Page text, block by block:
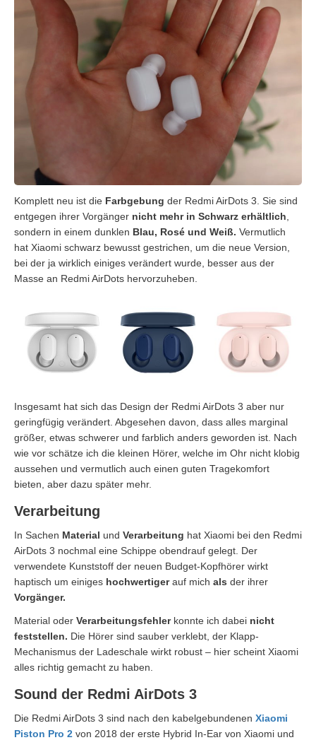
Komplett neu ist die Farbgebung der Redmi AirDots 3. Sie sind
entgegen ihrer Vorgänger nicht mehr in Schwarz erhältlich,
sondern in einem dunklen Blau, Rosé und Weiß. Vermutlich
hat Xiaomi schwarz bewusst gestrichen, um die neue Version,
bei der ja wirklich einiges verändert wurde, besser aus der
Masse an Redmi AirDots hervorzuheben.
Insgesamt hat sich das Design der Redmi AirDots 3 aber nur
geringfügig verändert. Abgesehen davon, dass alles marginal
größer, etwas schwerer und farblich anders geworden ist. Nach
wie vor schätze ich die kleinen Hörer, welche im Ohr nicht klobig
aussehen und vermutlich auch einen guten Tragekomfort
bieten, aber dazu später mehr.
Verarbeitung
In Sachen Material und Verarbeitung hat Xiaomi bei den Redmi
AirDots 3 nochmal eine Schippe obendrauf gelegt. Der
verwendete Kunststoff der neuen Budget-Kopfhörer wirkt
haptisch um einiges hochwertigerauf mich als der ihrer
Vorgänger.
Material oder Verarbeitungsfehlerkonnte ich dabei nicht
feststellen. Die Hörer sind sauber verklebt, der Klapp-
Mechanismus der Ladeschale wirkt robust – hier scheint Xiaomi
alles richtig gemacht zu haben.
Sound der Redmi AirDots 3
Die Redmi AirDots 3 sind nach den kabelgebundenen Xiaomi
Piston Pro 2 von 2018 der erste Hybrid In-Ear von Xiaomi und